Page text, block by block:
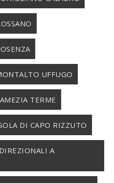
UFFUGO
TERME
DI CAPO RIZZUTO
A